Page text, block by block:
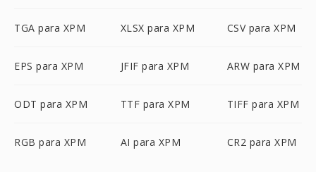
TGA para XPM XLSX para XPM CSV para XPM
EPS para XPM JFIF para XPM ARW para XPM
ODT para XPM TTF para XPM TIFF para XPM
RGB para XPM AI para XPM CR2 para XPM